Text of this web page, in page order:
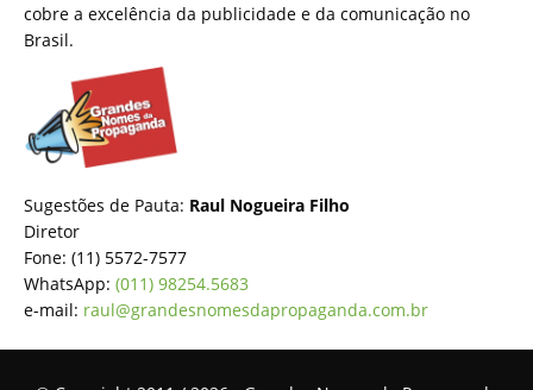
cobre a excelência da publicidade e da comunicação no
Brasil.
Sugestões de Pauta: Raul Nogueira Filho
Diretor
Fone: (11) 5572-7577
WhatsApp: (011) 98254.5683
e-mail: raul@grandesnomesdapropaganda.com.br